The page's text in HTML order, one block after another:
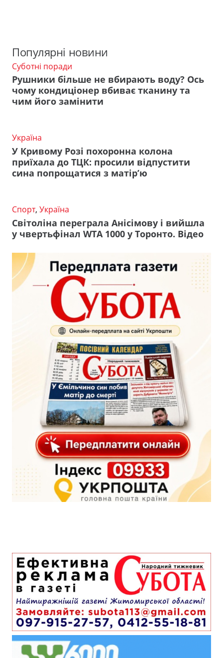
Популярні новини
Суботні поради
Рушники більше не вбирають воду? Ось
чому кондиціонер вбиває тканину та
чим його замінити
Україна
У Кривому Розі похоронна колона
приїхала до ТЦК: просили відпустити
сина попрощатися з матір’ю
Спорт, Україна
Світоліна переграла Анісімову і вийшла
у чвертьфінал WTA 1000 у Торонто. Відео